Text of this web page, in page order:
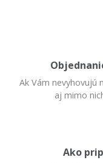
Ak Vám nevyhovujú
aj mimo
Ako